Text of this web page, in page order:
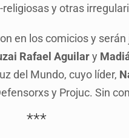
y otras
en los comicios y
Rafael Aguilary
del Mundo, cuyo líder,
y Projuc. Sin
***